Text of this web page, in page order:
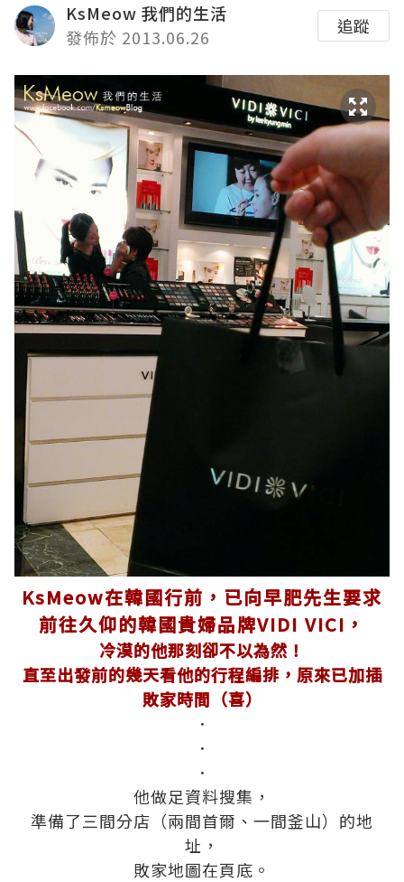
KsMeow 我們的生活
發佈於 2013.06.26
追蹤
KsMeow在韓國行前，已向早肥先生要求
前往久仰的韓國貴婦品牌VIDI VICI，
冷漠的他那刻卻不以為然！
直至出發前的幾天看他的行程編排，原來已加插
敗家時間（喜）
．
．
．
他做足資料搜集，
準備了三間分店（兩間首爾、一間釜山）的地
址，
敗家地圖在頁底。